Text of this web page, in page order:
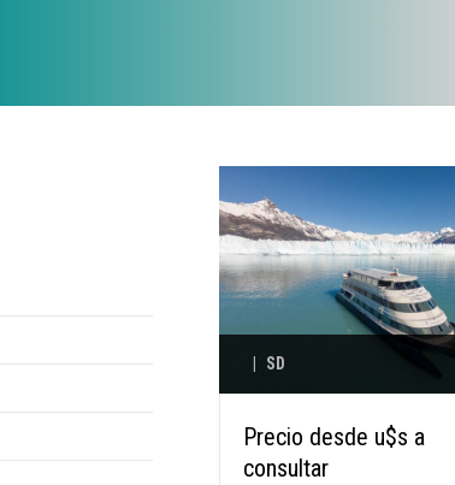
SD
Precio desde u$s a
consultar